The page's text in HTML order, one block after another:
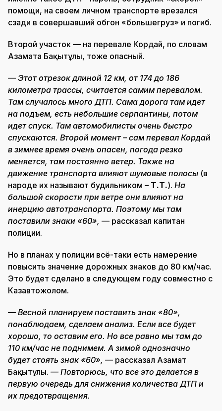
помощи, на своем личном транспорте врезался
сзади в совершавший обгон «большегруз» и погиб.
Второй участок — на перевале Кордай, по словам
Азамата Бақытұлы, тоже опасный.
— Этот отрезок длиной 12 км, от 174 до 186
километра трассы, считается самим перевалом.
Там случалось много ДТП. Сама дорога там идет
на подъем, есть небольшие серпантины, потом
идет спуск. Там автомобилисты очень быстро
спускаются. Второй момент – сам перевал Кордай
в зимнее время очень опасен, погода резко
меняется, там постоянно ветер. Также на
движение транспорта влияют шумовые полосы (в
народе их называют будильником – Т.Т.). На
большой скорости при ветре они влияют на
инерцию автотранспорта. Поэтому мы там
поставили знаки «60», — рассказал капитан
полиции.
Но в планах у полиции всё-таки есть намерение
повысить значение дорожных знаков до 80 км/час.
Это будет сделано в следующем году совместно с
Казавтожолом.
— Весной планируем поставить знак «80»,
понаблюдаем, сделаем анализ. Если все будет
хорошо, то оставим его. Но все равно мы там до
110 км/час не поднимем. А зимой однозначно
будет стоять знак «60», —рассказал Азамат
Бақытұлы. — Повторюсь, что все это делается в
первую очередь для снижения количества ДТП и
их предотвращения.